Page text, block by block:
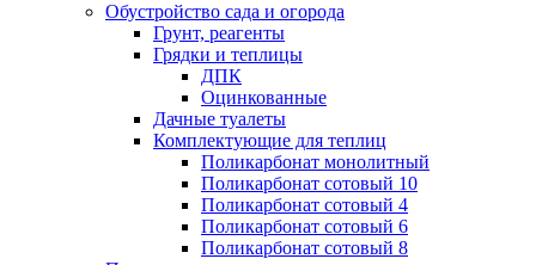
Обустройство сада и огорода
Грунт, реагенты
Грядки и теплицы
ДПК
Оцинкованные
Дачные туалеты
Комплектующие для теплиц
Поликарбонат монолитный
Поликарбонат сотовый 10
Поликарбонат сотовый 4
Поликарбонат сотовый 6
Поликарбонат сотовый 8